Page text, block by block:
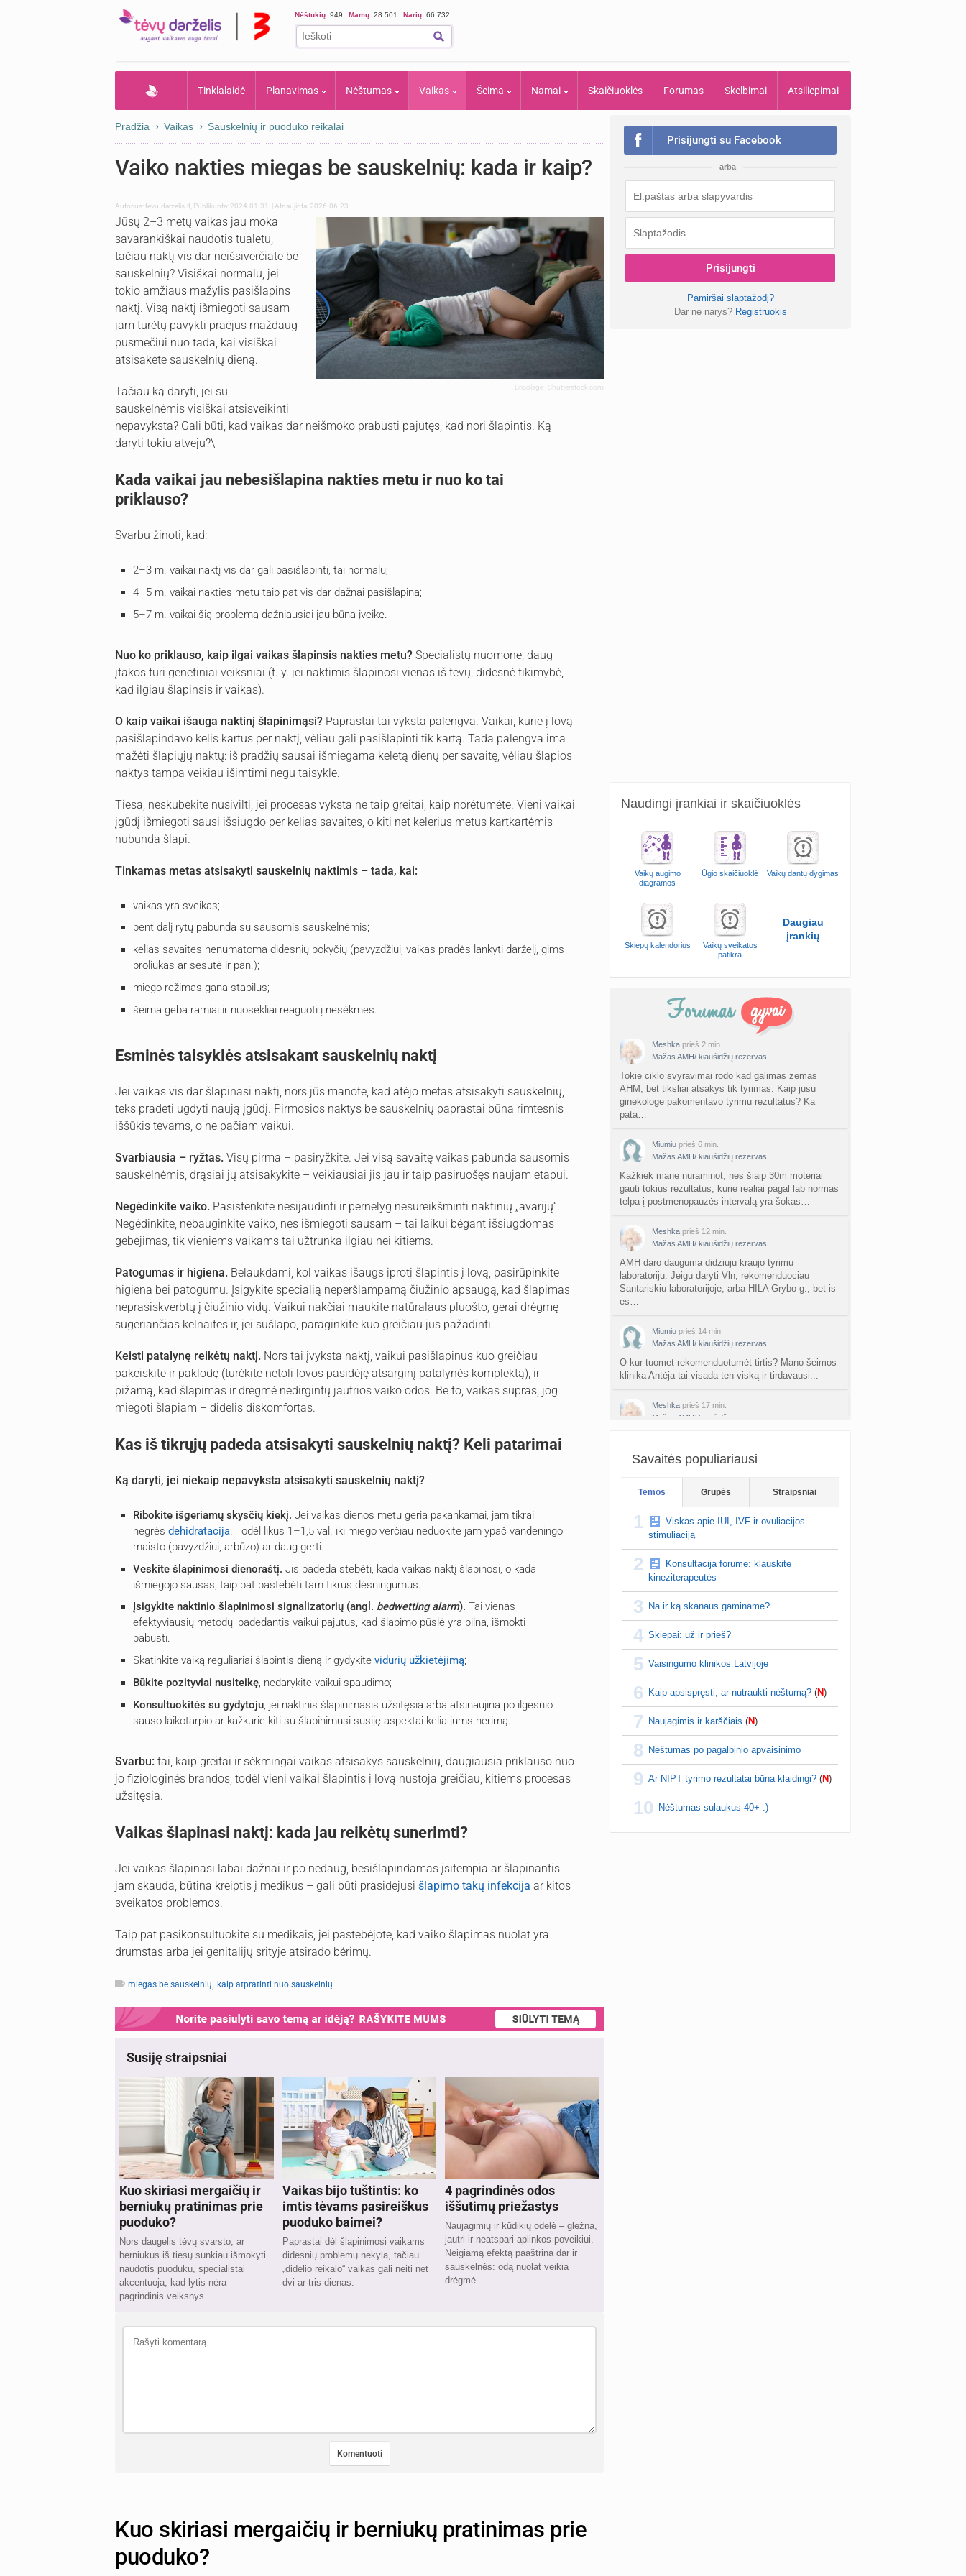
Nėštukių: 949 Mamų: 28.501 Narių: 66.732
Tinklalaidė Planavimas Nėštumas Vaikas Šeima Namai Skaičiuoklės Forumas Skelbimai Atsiliepimai
Pradžia Vaikas Sauskelnių ir puoduko reikalai
Vaiko nakties miegas be sauskelnių: kada ir kaip?
Autorius:tevu-darzelis.lt Publikuota: 2024-01-31 | Atnaujinta: 2026-06-23
Bricolage | Shutterstock.com
Jūsų 2–3 metų vaikas jau moka
savarankiškai naudotis tualetu,
tačiau naktį vis dar neišsiverčiate be
sauskelnių? Visiškai normalu, jei
tokio amžiaus mažylis pasišlapins
naktį. Visą naktį išmiegoti sausam
jam turėtų pavykti praėjus maždaug
pusmečiui nuo tada, kai visiškai
atsisakėte sauskelnių dieną.
Tačiau ką daryti, jei su
sauskelnėmis visiškai atsisveikinti
nepavyksta? Gali būti, kad vaikas dar neišmoko prabusti pajutęs, kad nori šlapintis. Ką
daryti tokiu atveju?\
Kada vaikai jau nebesišlapina nakties metu ir nuo ko tai
priklauso?
Svarbu žinoti, kad:
2–3 m. vaikai naktį vis dar gali pasišlapinti, tai normalu;
4–5 m. vaikai nakties metu taip pat vis dar dažnai pasišlapina;
5–7 m. vaikai šią problemą dažniausiai jau būna įveikę.
Nuo ko priklauso, kaip ilgai vaikas šlapinsis nakties metu? Specialistų nuomone, daug
įtakos turi genetiniai veiksniai (t. y. jei naktimis šlapinosi vienas iš tėvų, didesnė tikimybė,
kad ilgiau šlapinsis ir vaikas).
O kaip vaikai išauga naktinį šlapinimąsi? Paprastai tai vyksta palengva. Vaikai, kurie į lovą
pasišlapindavo kelis kartus per naktį, vėliau gali pasišlapinti tik kartą. Tada palengva ima
mažėti šlapiųjų naktų: iš pradžių sausai išmiegama keletą dienų per savaitę, vėliau šlapios
naktys tampa veikiau išimtimi negu taisykle.
Tiesa, neskubėkite nusivilti, jei procesas vyksta ne taip greitai, kaip norėtumėte. Vieni vaikai
įgūdį išmiegoti sausi išsiugdo per kelias savaites, o kiti net kelerius metus kartkartėmis
nubunda šlapi.
Tinkamas metas atsisakyti sauskelnių naktimis – tada, kai:
vaikas yra sveikas;
bent dalį rytų pabunda su sausomis sauskelnėmis;
kelias savaites nenumatoma didesnių pokyčių (pavyzdžiui, vaikas pradės lankyti darželį, gims
broliukas ar sesutė ir pan.);
miego režimas gana stabilus;
šeima geba ramiai ir nuosekliai reaguoti į nesėkmes.
Esminės taisyklės atsisakant sauskelnių naktį
Jei vaikas vis dar šlapinasi naktį, nors jūs manote, kad atėjo metas atsisakyti sauskelnių,
teks pradėti ugdyti naują įgūdį. Pirmosios naktys be sauskelnių paprastai būna rimtesnis
iššūkis tėvams, o ne pačiam vaikui.
Svarbiausia – ryžtas. Visų pirma – pasiryžkite. Jei visą savaitę vaikas pabunda sausomis
sauskelnėmis, drąsiai jų atsisakykite – veikiausiai jis jau ir taip pasiruošęs naujam etapui.
Negėdinkite vaiko. Pasistenkite nesijaudinti ir pernelyg nesureikšminti naktinių „avarijų“.
Negėdinkite, nebauginkite vaiko, nes išmiegoti sausam – tai laikui bėgant išsiugdomas
gebėjimas, tik vieniems vaikams tai užtrunka ilgiau nei kitiems.
Patogumas ir higiena. Belaukdami, kol vaikas išaugs įprotį šlapintis į lovą, pasirūpinkite
higiena bei patogumu. Įsigykite specialią neperšlampamą čiužinio apsaugą, kad šlapimas
neprasiskverbtų į čiužinio vidų. Vaikui nakčiai maukite natūralaus pluošto, gerai drėgmę
sugeriančias kelnaites ir, jei sušlapo, paraginkite kuo greičiau jus pažadinti.
Keisti patalynę reikėtų naktį. Nors tai įvyksta naktį, vaikui pasišlapinus kuo greičiau
pakeiskite ir paklodę (turėkite netoli lovos pasidėję atsarginį patalynės komplektą), ir
pižamą, kad šlapimas ir drėgmė nedirgintų jautrios vaiko odos. Be to, vaikas supras, jog
miegoti šlapiam – didelis diskomfortas.
Kas iš tikrųjų padeda atsisakyti sauskelnių naktį? Keli patarimai
Ką daryti, jei niekaip nepavyksta atsisakyti sauskelnių naktį?
Ribokite išgeriamų skysčių kiekį. Jei vaikas dienos metu geria pakankamai, jam tikrai
negrės dehidratacija. Todėl likus 1–1,5 val. iki miego verčiau neduokite jam ypač vandeningo
maisto (pavyzdžiui, arbūzo) ar daug gerti.
Veskite šlapinimosi dienoraštį. Jis padeda stebėti, kada vaikas naktį šlapinosi, o kada
išmiegojo sausas, taip pat pastebėti tam tikrus dėsningumus.
Įsigykite naktinio šlapinimosi signalizatorių (angl. bedwetting alarm). Tai vienas
efektyviausių metodų, padedantis vaikui pajutus, kad šlapimo pūslė yra pilna, išmokti
pabusti.
Skatinkite vaiką reguliariai šlapintis dieną ir gydykite vidurių užkietėjimą;
Būkite pozityviai nusiteikę, nedarykite vaikui spaudimo;
Konsultuokitės su gydytoju, jei naktinis šlapinimasis užsitęsia arba atsinaujina po ilgesnio
sauso laikotarpio ar kažkurie kiti su šlapinimusi susiję aspektai kelia jums nerimą.
Svarbu: tai, kaip greitai ir sėkmingai vaikas atsisakys sauskelnių, daugiausia priklauso nuo
jo fiziologinės brandos, todėl vieni vaikai šlapintis į lovą nustoja greičiau, kitiems procesas
užsitęsia.
Vaikas šlapinasi naktį: kada jau reikėtų sunerimti?
Jei vaikas šlapinasi labai dažnai ir po nedaug, besišlapindamas įsitempia ar šlapinantis
jam skauda, būtina kreiptis į medikus – gali būti prasidėjusi šlapimo takų infekcija ar kitos
sveikatos problemos.
Taip pat pasikonsultuokite su medikais, jei pastebėjote, kad vaiko šlapimas nuolat yra
drumstas arba jei genitalijų srityje atsirado bėrimų.
miegas be sauskelnių, kaip atpratinti nuo sauskelnių
Susiję straipsniai
Kuo skiriasi mergaičių ir
berniukų pratinimas prie
puoduko?
Nors daugelis tėvų svarsto, ar
berniukus iš tiesų sunkiau išmokyti
naudotis puoduku, specialistai
akcentuoja, kad lytis nėra
pagrindinis veiksnys.
Vaikas bijo tuštintis: ko
imtis tėvams pasireiškus
puoduko baimei?
Paprastai dėl šlapinimosi vaikams
didesnių problemų nekyla, tačiau
„didelio reikalo“ vaikas gali neiti net
dvi ar tris dienas.
4 pagrindinės odos
iššutimų priežastys
Naujagimių ir kūdikių odelė – gležna,
jautri ir neatspari aplinkos poveikiui.
Neigiamą efektą paaštrina dar ir
sauskelnės: odą nuolat veikia
drėgmė.
Prisijungti su Facebook
arba
Prisijungti
Pamiršai slaptažodį?
Dar ne narys? Registruokis
Naudingi įrankiai ir skaičiuoklės
Vaikų augimo
diagramos
Ūgio skaičiuoklė Vaikų dantų dygimas
Skiepų kalendorius
Vaikų sveikatos
patikra
Daugiau
įrankių
Meshka prieš 2 min.
Mažas AMH/ kiaušidžių rezervas
Tokie ciklo svyravimai rodo kad galimas zemas
AHM, bet tiksliai atsakys tik tyrimas. Kaip jusu
ginekologe pakomentavo tyrimu rezultatus? Ka
pata…
Miumiu prieš 6 min.
Mažas AMH/ kiaušidžių rezervas
Kažkiek mane nuraminot, nes šiaip 30m moteriai
gauti tokius rezultatus, kurie realiai pagal lab normas
telpa į postmenopauzės intervalą yra šokas…
Meshka prieš 12 min.
Mažas AMH/ kiaušidžių rezervas
AMH daro dauguma didziuju kraujo tyrimu
laboratoriju. Jeigu daryti Vln, rekomenduociau
Santariskiu laboratorijoje, arba HILA Grybo g., bet is
es…
Miumiu prieš 14 min.
Mažas AMH/ kiaušidžių rezervas
O kur tuomet rekomenduotumėt tirtis? Mano šeimos
klinika Antėja tai visada ten viską ir tirdavausi...
Meshka prieš 17 min.
Mažas AMH/ kiaušidžių rezervas
pat verta pasidaryti AMH, kuris tiksliai…
Miumiu
prieš 23 min.
Dar įdomu kad 41 ciklo dieną buvau pas ginę ir ji
matė geltonkūnį, sakė dar neprasidės mėnesinės,
bet 1-2d sav eigoj turėtų, parašė vaistų, jei v…
Savaitės populiariausi
Temos Grupės Straipsniai
1
Viskas apie IUI, IVF ir ovuliacijos
stimuliaciją
2
Konsultacija forume: klauskite
kineziterapeutės
3 Na ir ką skanaus gaminame?
4 Skiepai: už ir prieš?
5 Vaisingumo klinikos Latvijoje
6 Kaip apsispręsti, ar nutraukti nėštumą? (N)
7 Naujagimis ir karščiais (N)
8 Nėštumas po pagalbinio apvaisinimo
9 Ar NIPT tyrimo rezultatai būna klaidingi? (N)
10 Nėštumas sulaukus 40+ :)
Kuo skiriasi mergaičių ir berniukų pratinimas prie
puoduko?